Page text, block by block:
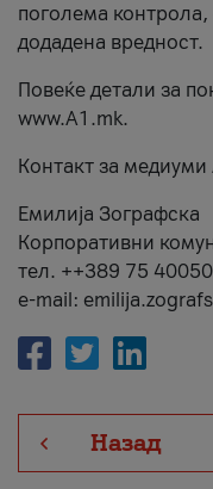
поголема
додадена вредност.
Повеќе детали за
www.А1.mk.
Контакт за
Емилија Зографска
Корпоративни
тел. ++389 75
e-mail:
Назад